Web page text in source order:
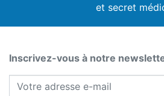
et secret
Inscrivez-vous à notre